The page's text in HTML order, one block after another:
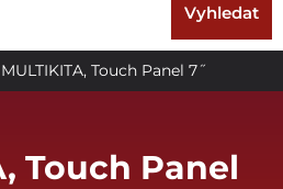
Vyhledat
Touch Panel 7˝
Touch Panel